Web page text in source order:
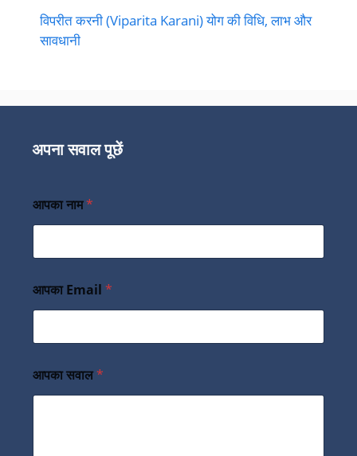
विपरीत करनी (Viparita Karani) योग की विधि, लाभ और
सावधानी
अपना सवाल पूछें
आपका नाम*
आपका Email *
आपका सवाल*